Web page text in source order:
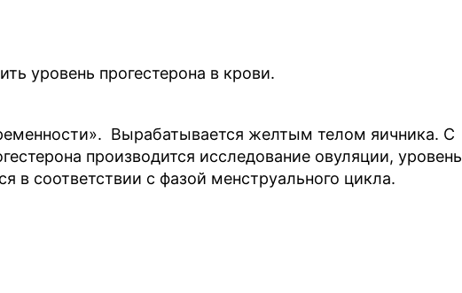
уровень прогестерона в крови.
Вырабатывается желтым телом яичника. С
производится исследование овуляции, уровень
в соответствии с фазой менструального цикла.